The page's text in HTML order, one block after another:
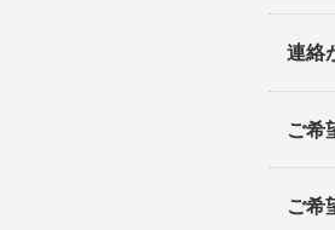
連絡
ご希
ご希